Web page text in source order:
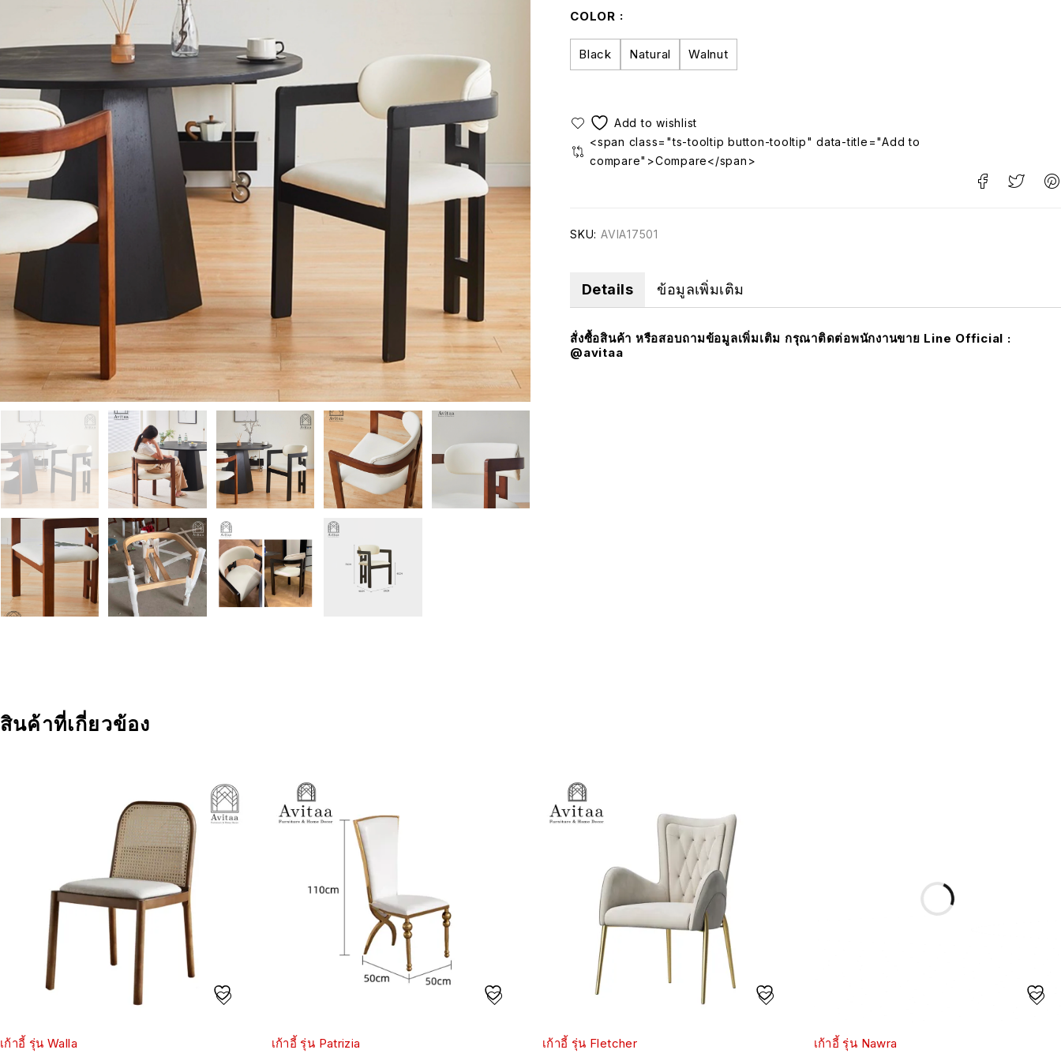
COLOR
Black Natural Walnut
<span class="ts-tooltip button-tooltip" data-title="Add to
compare">Compare</span>
SKU: AVIA17501
Details ข้อมูลเพิ่มเติม
สั่งซื้อสินค้า หรือสอบถามข้อมูลเพิ่มเติม กรุณาติดต่อพนักงานขาย Line Official :
@avitaa
สินค้าที่เกี่ยวข้อง
เก้าอี้ รุ่น Walla เก้าอี้ รุ่น Patrizia เก้าอี้ รุ่น Fletcher เก้าอี้ รุ่น Nawra